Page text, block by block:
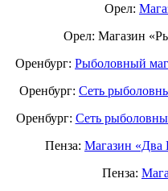
Орел:
Орел: Магазин
Оренбург: Рыболовный
Оренбург: Сеть
Оренбург: Сеть
Пенза: Магазин «Два
Пенза: